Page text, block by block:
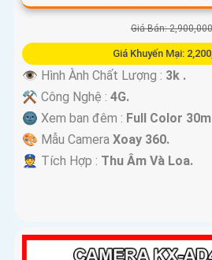
Giá Bán:
Giá Khuyến Mại:
👁 Hình Ành Chất Lượng : 3k .
⚒ Công Nghệ : 4G.
🌚 Xem ban đêm : Full Color
🎨 Mẫu Camera Xoay 360.
️👮 Tích Hợp : Thu Âm Và Loa.